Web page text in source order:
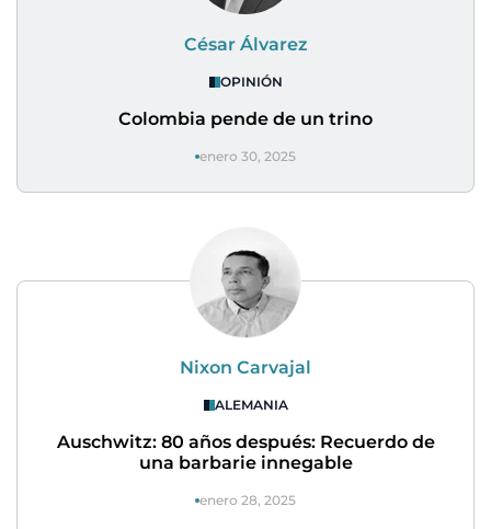
César Álvarez
OPINIÓN
Colombia pende de un trino
enero 30, 2025
Nixon Carvajal
ALEMANIA
Auschwitz: 80 años después: Recuerdo de
una barbarie innegable
enero 28, 2025